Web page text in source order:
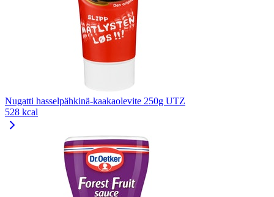
Nugatti hasselpähkinä-kaakaolevite 250g UTZ
528 kcal